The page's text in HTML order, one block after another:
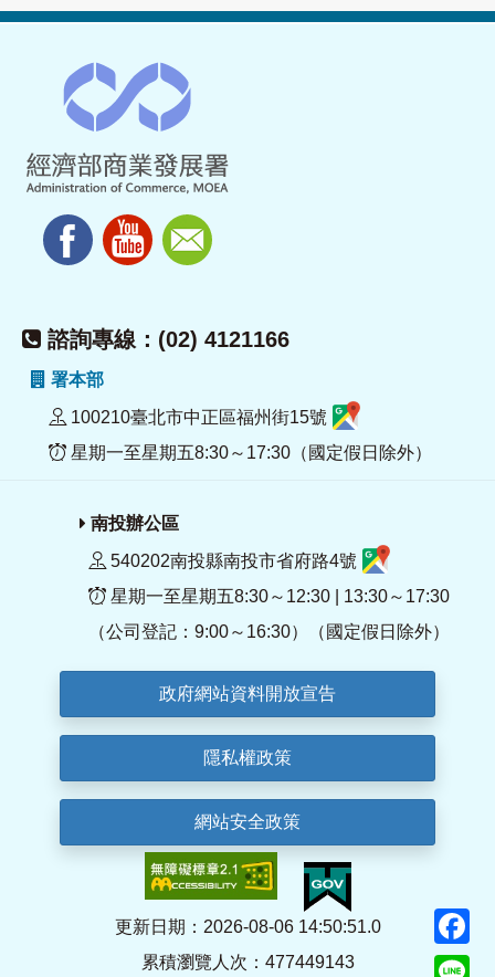
諮詢專線：(02) 4121166
署本部
100210臺北市中正區福州街15號
星期一至星期五8:30～17:30（國定假日除外）
南投辦公區
540202南投縣南投市省府路4號
星期一至星期五8:30～12:30 | 13:30～17:30
（公司登記：9:00～16:30）（國定假日除外）
政府網站資料開放宣告
隱私權政策
網站安全政策
更新日期：2026-08-06 14:50:51.0
累積瀏覽人次：477449143